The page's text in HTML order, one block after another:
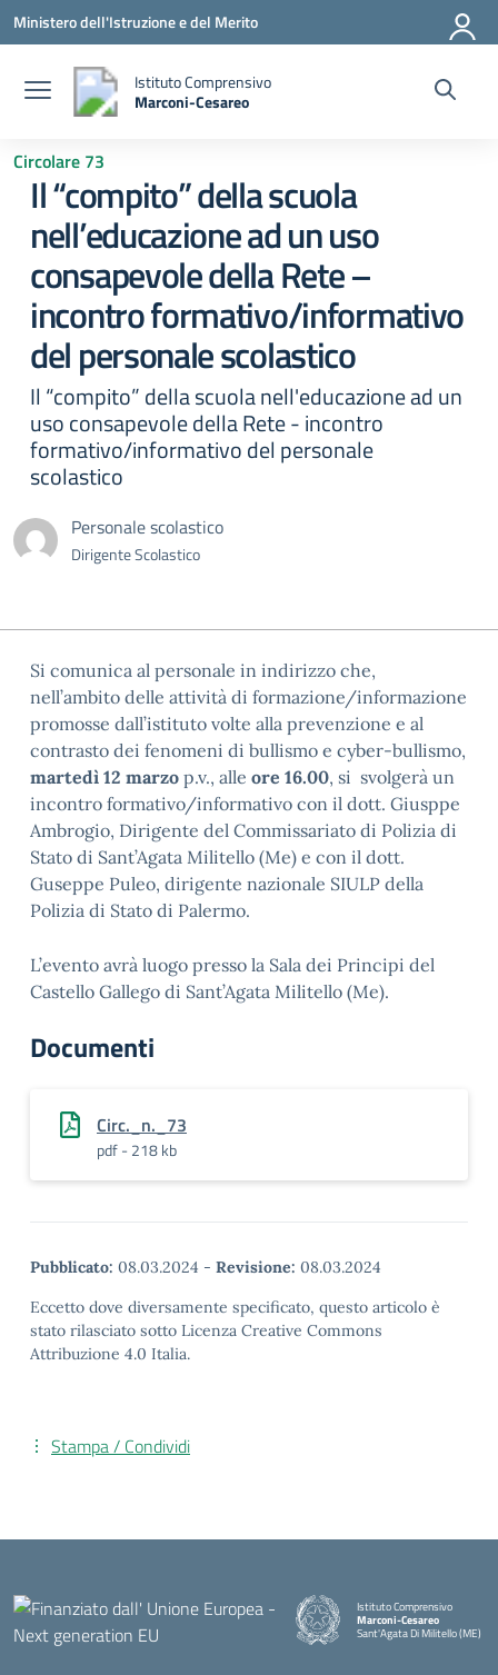
Vai ai contenuti
Vai al menu di navigazione
Vai al footer
Ministero dell'Istruzione e del Merito
Istituto Comprensivo
Marconi-Cesareo
Circolare 73
Il “compito” della scuola
nell’educazione ad un uso
consapevole della Rete –
incontro formativo/informativo
del personale scolastico
Il “compito” della scuola nell'educazione ad un
uso consapevole della Rete - incontro
formativo/informativo del personale
scolastico
Personale scolastico
Dirigente Scolastico
Si comunica al personale in indirizzo che,
nell’ambito delle attività di formazione/informazione
promosse dall’istituto volte alla prevenzione e al
contrasto dei fenomeni di bullismo e cyber-bullismo,
martedì 12 marzo p.v., alle ore 16.00, si svolgerà un
incontro formativo/informativo con il dott. Giusppe
Ambrogio, Dirigente del Commissariato di Polizia di
Stato di Sant’Agata Militello (Me) e con il dott.
Guseppe Puleo, dirigente nazionale SIULP della
Polizia di Stato di Palermo.
L’evento avrà luogo presso la Sala dei Principi del
Castello Gallego di Sant’Agata Militello (Me).
Documenti
Circ._n._73
pdf - 218 kb
Pubblicato: 08.03.2024 - Revisione: 08.03.2024
Eccetto dove diversamente specificato, questo articolo è
stato rilasciato sotto Licenza Creative Commons
Attribuzione 4.0 Italia.
Stampa / Condividi
Istituto Comprensivo
Marconi-Cesareo
Sant'Agata Di Militello (ME)
— Visita la pagina iniziale